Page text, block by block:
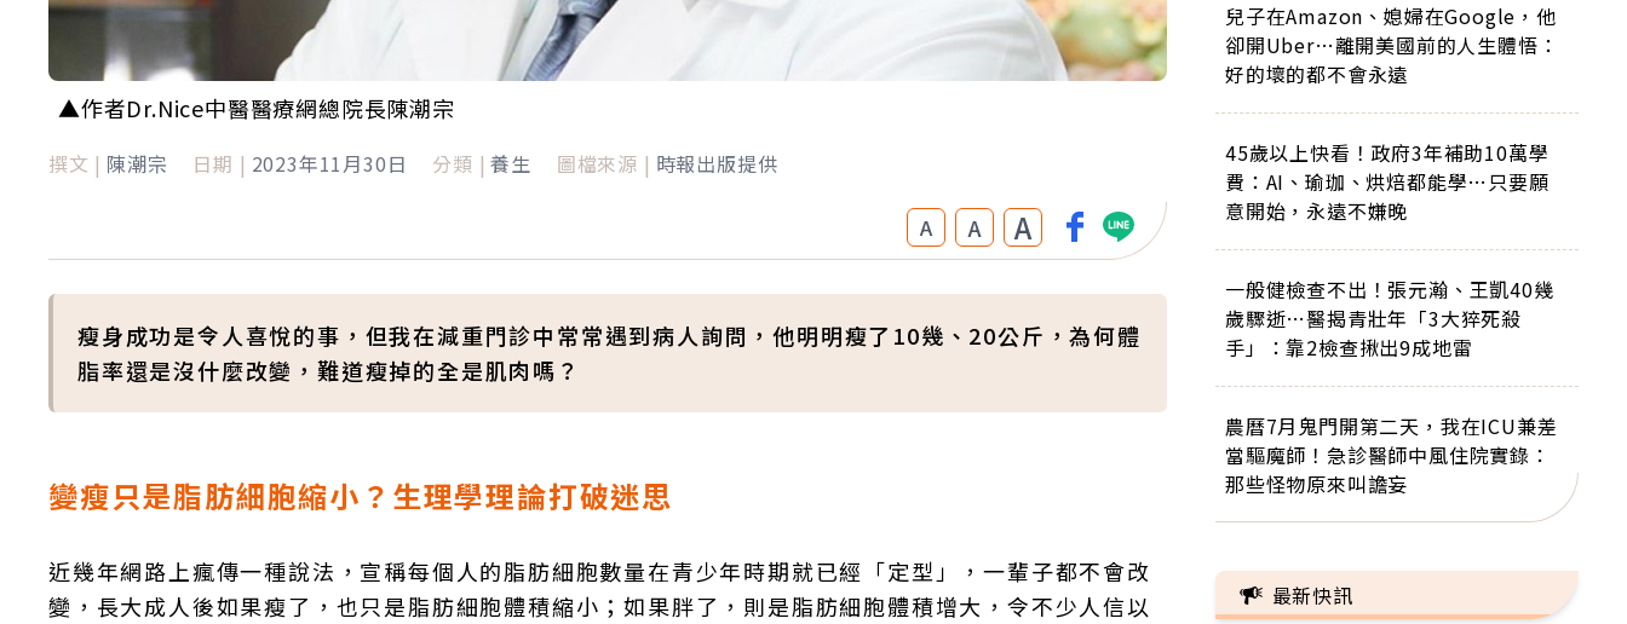
▲作者Dr.Nice中醫醫療網總院長陳潮宗
撰文 | 陳潮宗 日期 | 2023年11月30日 分類 | 養生 圖檔來源 | 時報出版提供
A A A
瘦身成功是令人喜悅的事，但我在減重門診中常常遇到病人詢問，他明明瘦了10幾、20公斤，為何體
脂率還是沒什麼改變，難道瘦掉的全是肌肉嗎？
變瘦只是脂肪細胞縮小？生理學理論打破迷思
近幾年網路上瘋傳一種說法，宣稱每個人的脂肪細胞數量在青少年時期就已經「定型」，一輩子都不會改
變，長大成人後如果瘦了，也只是脂肪細胞體積縮小；如果胖了，則是脂肪細胞體積增大，令不少人信以
兒子在Amazon、媳婦在Google，他
卻開Uber…離開美國前的人生體悟：
好的壞的都不會永遠
45歲以上快看！政府3年補助10萬學
費：AI、瑜珈、烘焙都能學…只要願
意開始，永遠不嫌晚
一般健檢查不出！張元瀚、王凱40幾
歲驟逝…醫揭青壯年「3大猝死殺
手」：靠2檢查揪出9成地雷
農曆7月鬼門開第二天，我在ICU兼差
當驅魔師！急診醫師中風住院實錄：
那些怪物原來叫譫妄
最新快訊